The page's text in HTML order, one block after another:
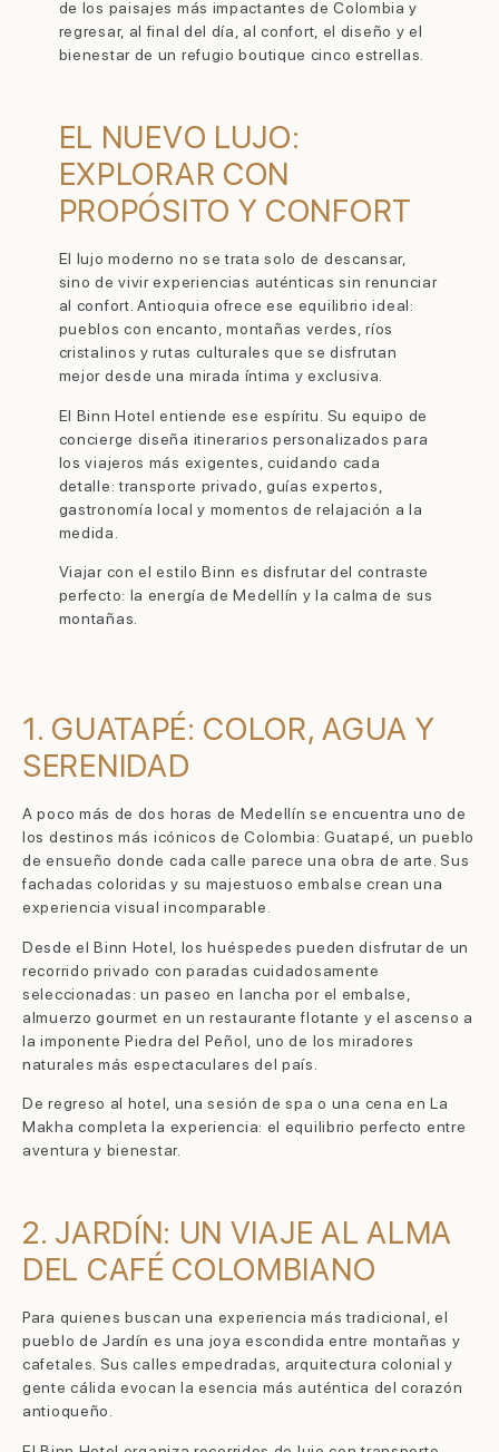
de los paisajes más impactantes de Colombia y
regresar, al final del día, al confort, el diseño y el
bienestar de un refugio boutique cinco estrellas.
EL NUEVO LUJO:
EXPLORAR CON
PROPÓSITO Y CONFORT
El lujo moderno no se trata solo de descansar,
sino de vivir experiencias auténticas sin renunciar
al confort. Antioquia ofrece ese equilibrio ideal:
pueblos con encanto, montañas verdes, ríos
cristalinos y rutas culturales que se disfrutan
mejor desde una mirada íntima y exclusiva.
El Binn Hotel entiende ese espíritu. Su equipo de
concierge diseña itinerarios personalizados para
los viajeros más exigentes, cuidando cada
detalle: transporte privado, guías expertos,
gastronomía local y momentos de relajación a la
medida.
Viajar con el estilo Binn es disfrutar del contraste
perfecto: la energía de Medellín y la calma de sus
montañas.
1. GUATAPÉ: COLOR, AGUA Y
SERENIDAD
A poco más de dos horas de Medellín se encuentra uno de
los destinos más icónicos de Colombia: Guatapé, un pueblo
de ensueño donde cada calle parece una obra de arte. Sus
fachadas coloridas y su majestuoso embalse crean una
experiencia visual incomparable.
Desde el Binn Hotel, los huéspedes pueden disfrutar de un
recorrido privado con paradas cuidadosamente
seleccionadas: un paseo en lancha por el embalse,
almuerzo gourmet en un restaurante flotante y el ascenso a
la imponente Piedra del Peñol, uno de los miradores
naturales más espectaculares del país.
De regreso al hotel, una sesión de spa o una cena en La
Makha completa la experiencia: el equilibrio perfecto entre
aventura y bienestar.
2. JARDÍN: UN VIAJE AL ALMA
DEL CAFÉ COLOMBIANO
Para quienes buscan una experiencia más tradicional, el
pueblo de Jardín es una joya escondida entre montañas y
cafetales. Sus calles empedradas, arquitectura colonial y
gente cálida evocan la esencia más auténtica del corazón
antioqueño.